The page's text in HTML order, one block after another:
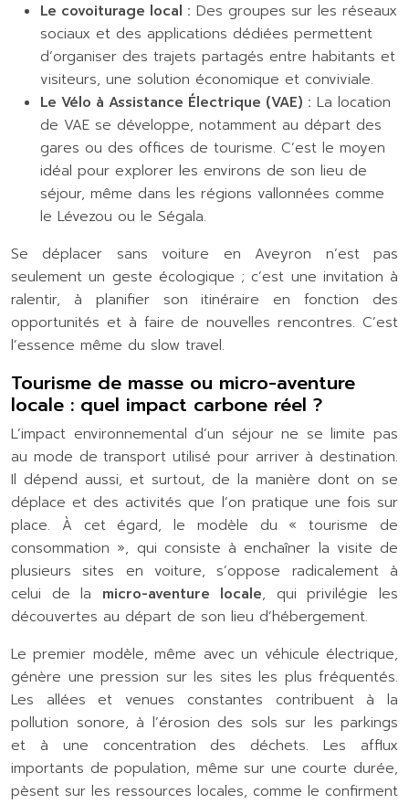
Le covoiturage local : Des groupes sur les réseaux
sociaux et des applications dédiées permettent
d’organiser des trajets partagés entre habitants et
visiteurs, une solution économique et conviviale.
Le Vélo à Assistance Électrique (VAE) : La location
de VAE se développe, notamment au départ des
gares ou des offices de tourisme. C’est le moyen
idéal pour explorer les environs de son lieu de
séjour, même dans les régions vallonnées comme
le Lévezou ou le Ségala.
Se déplacer sans voiture en Aveyron n’est pas
seulement un geste écologique ; c’est une invitation à
ralentir, à planifier son itinéraire en fonction des
opportunités et à faire de nouvelles rencontres. C’est
l’essence même du slow travel.
Tourisme de masse ou micro-aventure
locale : quel impact carbone réel ?
L’impact environnemental d’un séjour ne se limite pas
au mode de transport utilisé pour arriver à destination.
Il dépend aussi, et surtout, de la manière dont on se
déplace et des activités que l’on pratique une fois sur
place. À cet égard, le modèle du « tourisme de
consommation », qui consiste à enchaîner la visite de
plusieurs sites en voiture, s’oppose radicalement à
celui de la micro-aventure locale, qui privilégie les
découvertes au départ de son lieu d’hébergement.
Le premier modèle, même avec un véhicule électrique,
génère une pression sur les sites les plus fréquentés.
Les allées et venues constantes contribuent à la
pollution sonore, à l’érosion des sols sur les parkings
et à une concentration des déchets. Les afflux
importants de population, même sur une courte durée,
pèsent sur les ressources locales, comme le confirment